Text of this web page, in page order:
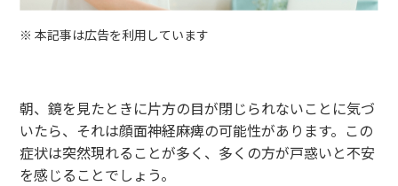
※ 本記事は広告を利用しています
朝、鏡を見たときに片方の目が閉じられないことに気づ
いたら、それは顔面神経麻痺の可能性があります。この
症状は突然現れることが多く、多くの方が戸惑いと不安
を感じることでしょう。